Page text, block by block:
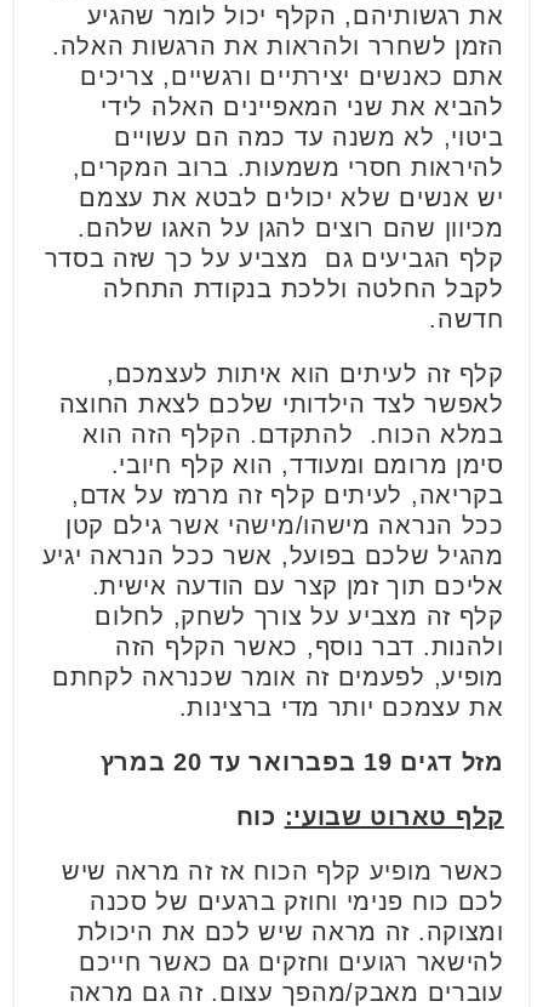
את רגשותיהם, הקלף יכול לומר שהגיע
הזמן לשחרר ולהראות את הרגשות האלה.
אתם כאנשים יצירתיים ורגשיים, צריכים
להביא את שני המאפיינים האלה לידי
ביטוי, לא משנה עד כמה הם עשויים
להיראות חסרי משמעות. ברוב המקרים,
יש אנשים שלא יכולים לבטא את עצמם
מכיוון שהם רוצים להגן על האגו שלהם.
קלף הגביעים גם מצביע על כך שזה בסדר
לקבל החלטה וללכת בנקודת התחלה
חדשה.
קלף זה לעיתים הוא איתות לעצמכם,
לאפשר לצד הילדותי שלכם לצאת החוצה
במלא הכוח. להתקדם. הקלף הזה הוא
סימן מרומם ומעודד, הוא קלף חיובי.
בקריאה, לעיתים קלף זה מרמז על אדם,
ככל הנראה מישהו/מישהי אשר גילם קטן
מהגיל שלכם בפועל, אשר ככל הנראה יגיע
אליכם תוך זמן קצר עם הודעה אישית.
קלף זה מצביע על צורך לשחק, לחלום
ולהנות. דבר נוסף, כאשר הקלף הזה
מופיע, לפעמים זה אומר שכנראה לקחתם
את עצמכם יותר מדי ברצינות.
מזל דגים 19 בפברואר עד 20 במרץ
קלף טארוט שבועי: כוח
כאשר מופיע קלף הכוח אז זה מראה שיש
לכם כוח פנימי וחוזק ברגעים של סכנה
ומצוקה. זה מראה שיש לכם את היכולת
להישאר רגועים וחזקים גם כאשר חייכם
עוברים מאבק/מהפך עצום. זה גם מראה